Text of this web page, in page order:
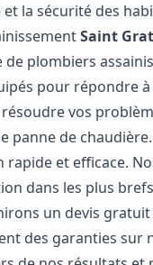
la sécurité des
Saint
plombiers
pour répondre
vos
panne de
et efficace.
dans les plus
un devis
des garanties sur